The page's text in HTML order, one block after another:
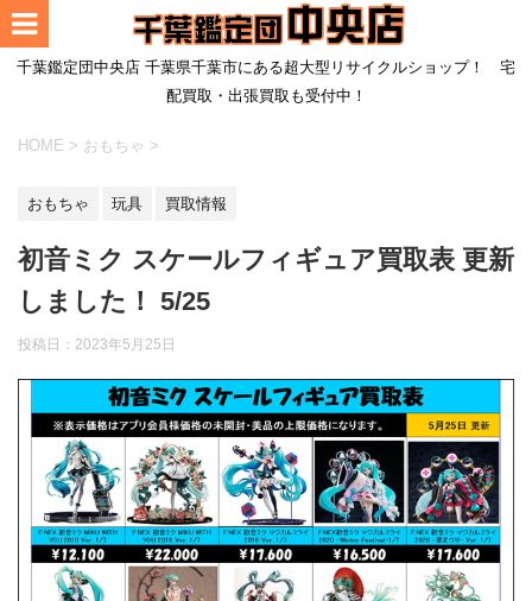
千葉鑑定団中央店 千葉県千葉市にある超大型リサイクルショップ！ 宅
配買取・出張買取も受付中！
HOME > おもちゃ >
おもちゃ 玩具 買取情報
初音ミク スケールフィギュア買取表 更新
しました！ 5/25
投稿日： 2023年5月25日